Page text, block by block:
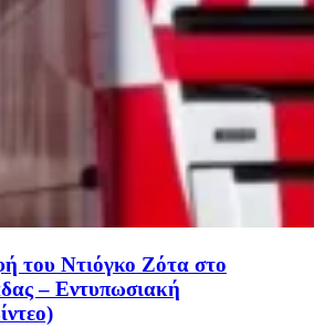
του Ντιόγκο Ζότα στο
– Εντυπωσιακή